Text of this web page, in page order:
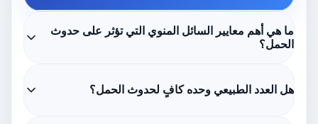
ما هي أهم معايير السائل المنوي التي تؤثر على حدوث
الحمل؟
هل العدد الطبيعي وحده كافٍ لحدوث الحمل؟